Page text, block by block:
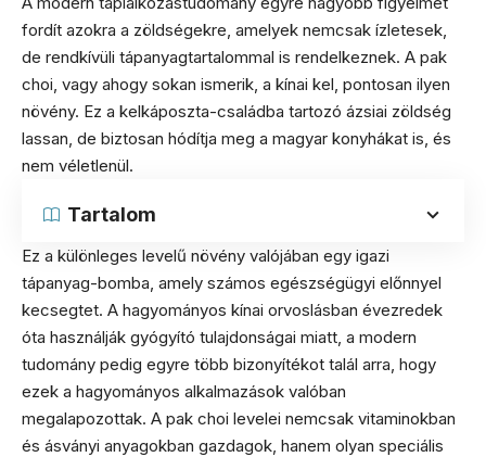
fordít azokra a zöldségekre, amelyek nemcsak ízletesek,
de rendkívüli tápanyagtartalommal is rendelkeznek. A pak
choi, vagy ahogy sokan ismerik, a kínai kel, pontosan ilyen
növény. Ez a kelkáposzta-családba tartozó ázsiai zöldség
lassan, de biztosan hódítja meg a magyar konyhákat is, és
nem véletlenül.
Tartalom
Ez a különleges levelű növény valójában egy igazi
tápanyag-bomba, amely számos egészségügyi előnnyel
kecsegtet. A hagyományos kínai orvoslásban évezredek
óta használják gyógyító tulajdonságai miatt, a modern
tudomány pedig egyre több bizonyítékot talál arra, hogy
ezek a hagyományos alkalmazások valóban
megalapozottak. A pak choi levelei nemcsak vitaminokban
és ásványi anyagokban gazdagok, hanem olyan speciális